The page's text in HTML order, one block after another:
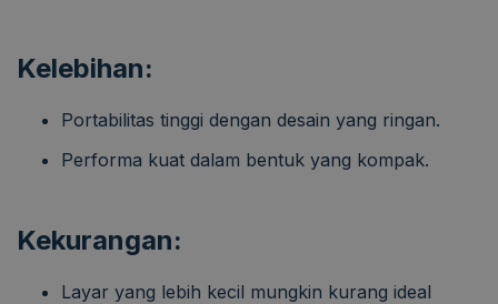
Kelebihan:
Portabilitas tinggi dengan desain yang ringan.
Performa kuat dalam bentuk yang kompak.
Kekurangan:
Layar yang lebih kecil mungkin kurang ideal